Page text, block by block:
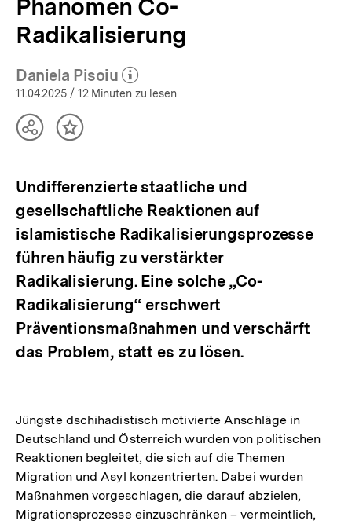
Phänomen Co-
Radikalisierung
Daniela Pisoiu
(Mehr zum Autor)
öffnen
11.04.2025 / 12 Minuten zu lesen
TeilenInhalt
Undifferenzierte staatliche und
gesellschaftliche Reaktionen auf
islamistische Radikalisierungsprozesse
führen häufig zu verstärkter
Radikalisierung. Eine solche „Co-
Radikalisierung“ erschwert
Präventionsmaßnahmen und verschärft
das Problem, statt es zu lösen.
Jüngste dschihadistisch motivierte Anschläge in
Deutschland und Österreich wurden von politischen
Reaktionen begleitet, die sich auf die Themen
Migration und Asyl konzentrierten. Dabei wurden
Maßnahmen vorgeschlagen, die darauf abzielen,
Migrationsprozesse einzuschränken – vermeintlich,